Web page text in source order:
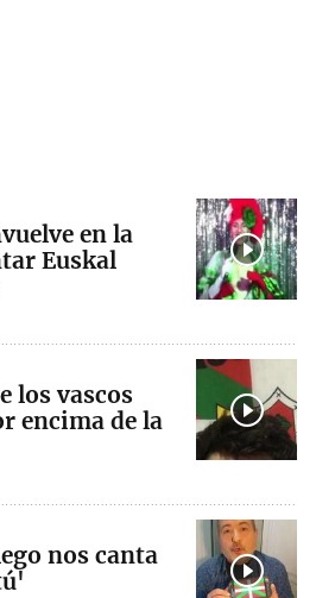
en la
Euskal
los vascos
encima de la
nos canta